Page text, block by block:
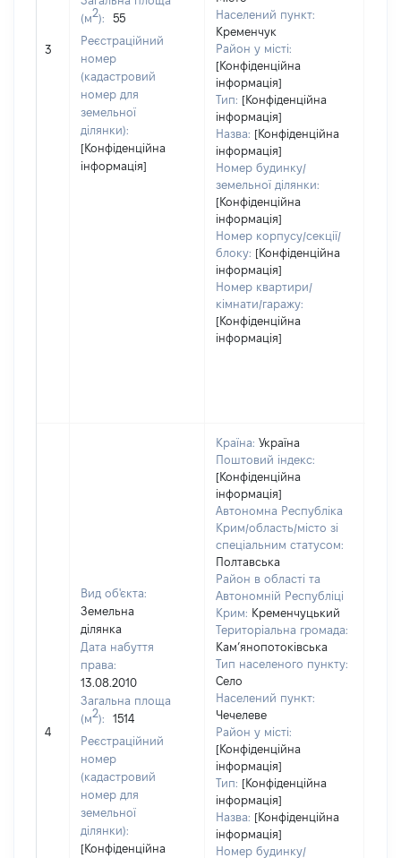
3
(м2):
55
Реєстраційний
номер
(кадастровий
номер для
земельної
ділянки):
[Конфіденційна
інформація]
Населений пункт:
Кременчук
Район у місті:
[Конфіденційна
інформація]
Тип: [Конфіденційна
інформація]
Назва: [Конфіденційна
інформація]
Номер будинку/
земельної ділянки:
[Конфіденційна
інформація]
Номер корпусу/секції/
блоку: [Конфіденційна
інформація]
Номер квартири/
кімнати/гаражу:
[Конфіденційна
інформація]
4
Вид об'єкта:
Земельна
ділянка
Дата набуття
права:
13.08.2010
Загальна площа
(м2):
1514
Реєстраційний
номер
(кадастровий
номер для
земельної
ділянки):
[Конфіденційна
Країна: Україна
Поштовий індекс:
[Конфіденційна
інформація]
Автономна Республіка
Крим/область/місто зі
спеціальним статусом:
Полтавська
Район в області та
Автономній Республіці
Крим: Кременчуцький
Територіальна громада:
Кам’янопотоківська
Тип населеного пункту:
Село
Населений пункт:
Чечелеве
Район у місті:
[Конфіденційна
інформація]
Тип: [Конфіденційна
інформація]
Назва: [Конфіденційна
інформація]
Номер будинку/